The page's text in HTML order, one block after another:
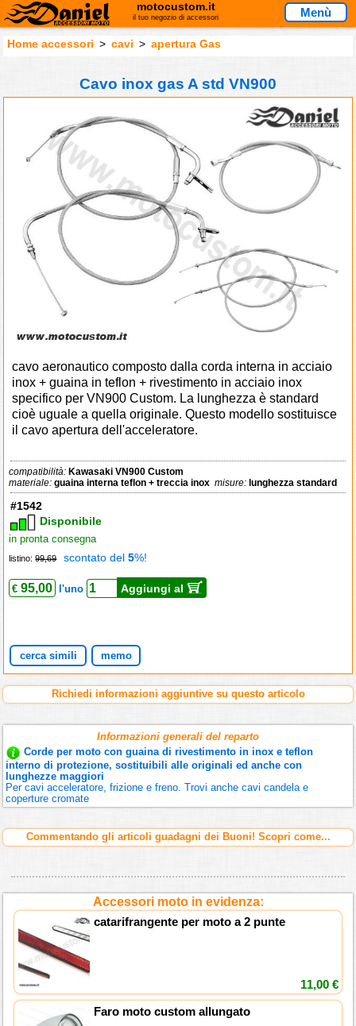
motocustom.it
il tuo negozio di accessori Menù
Home accessori > cavi > apertura Gas
Cavo inox gas A std VN900
cavo aeronautico composto dalla corda interna in acciaio
inox + guaina in teflon + rivestimento in acciaio inox
specifico per VN900 Custom. La lunghezza è standard
cioè uguale a quella originale. Questo modello sostituisce
il cavo apertura dell'acceleratore.
compatibilità: Kawasaki VN900 Custom
materiale:guaina interna teflon + treccia inox misure: lunghezza standard
#1542
Disponibile
in pronta consegna
listino:99,69 scontato del5%!
€ 95,00 l'uno Aggiungi al
cerca simili memo
Richiedi informazioni aggiuntive su questo articolo
Informazioni generali del reparto
Corde per moto con guaina di rivestimento in inox e teflon
interno di protezione, sostituibili alle originali ed anche con
lunghezze maggiori
Per cavi acceleratore, frizione e freno. Trovi anche cavi candela e
coperture cromate
Commentando gli articoli guadagni dei Buoni! Scopri come...
Accessori moto in evidenza:
catarifrangente per moto a 2 punte
11,00 €
Faro moto custom allungato